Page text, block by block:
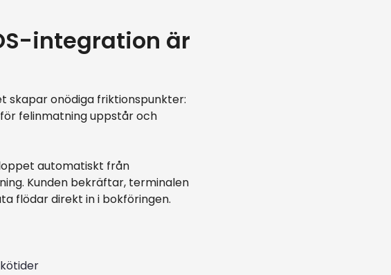
integration är
skapar onödiga friktionspunkter:
felinmatning uppstår och
automatiskt från
Kunden bekräftar, terminalen
flödar direkt in i bokföringen.